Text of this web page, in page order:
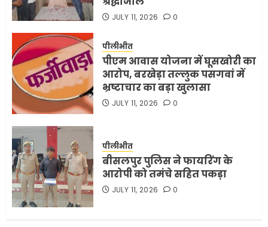
JULY 11, 2026 0
पीलीभीत
पीएम आवास योजना में घूसखोरी का
आरोप, बरखेड़ा तल्लुक पसगवां में
भ्रष्टाचार का बड़ा खुलासा
JULY 11, 2026 0
पीलीभीत
बीसलपुर पुलिस ने फायरिंग के
आरोपी को तमंचे सहित पकड़ा
JULY 11, 2026 0